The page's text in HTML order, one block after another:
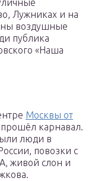
Лужниках и на
воздушные
публика
«Наша
Москвы от
карнавал.
люди в
повозки с
живой слон и